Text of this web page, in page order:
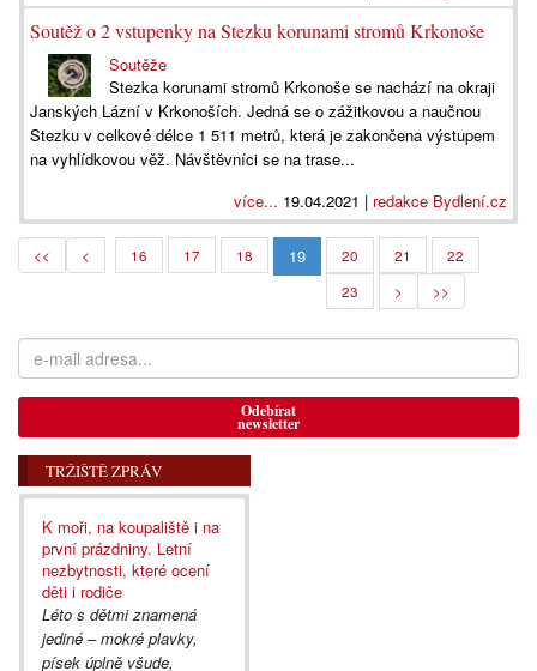
Soutěž o 2 vstupenky na Stezku korunami stromů Krkonoše
Soutěže
Stezka korunami stromů Krkonoše se nachází na okraji
Janských Lázní v Krkonoších. Jedná se o zážitkovou a naučnou
Stezku v celkové délce 1 511 metrů, která je zakončena výstupem
na vyhlídkovou věž. Návštěvníci se na trase...
více... 19.04.2021 | redakce Bydlení.cz
<< < 16 17 18 19 20 21
22
23
> >>
Odebírat
newsletter
TRŽIŠTĚ ZPRÁV
K moři, na koupaliště i na
první prázdniny. Letní
nezbytnosti, které ocení
děti i rodiče
Léto s dětmi znamená
jediné – mokré plavky,
písek úplně všude,